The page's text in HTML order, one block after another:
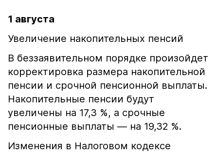
1 августа
Увеличение накопительных пенсий
В беззаявительном порядке произойдет
корректировка размера накопительной
пенсии и срочной пенсионной выплаты.
Накопительные пенсии будут
увеличены на 17,3 %, а срочные
пенсионные выплаты — на 19,32 %.
Изменения в Налоговом кодексе